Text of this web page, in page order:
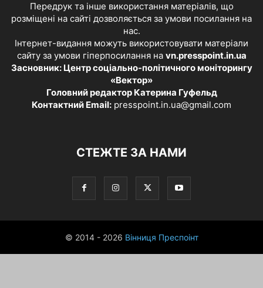
Передрук та інше використання матеріалів, що
розміщені на сайті дозволяється за умови посилання на
нас.
Інтернет-видання можуть використовувати матеріали
сайту за умови гіперпосилання на vn.presspoint.in.ua
Засновник: Центр соціально-політичного моніторингу
«Вектор»
Головний редактор Катерина Гуфельд
Контактний Email: presspoint.in.ua@gmail.com
СТЕЖТЕ ЗА НАМИ
© 2014 - 2026 Вінниця Преспоінт